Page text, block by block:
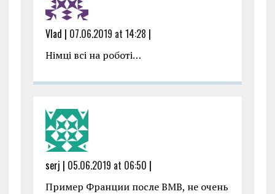
Vlad | 07.06.2019 at 14:28 |
Німці всі на роботі…
serj | 05.06.2019 at 06:50 |
Пример Франции после ВМВ, не очень